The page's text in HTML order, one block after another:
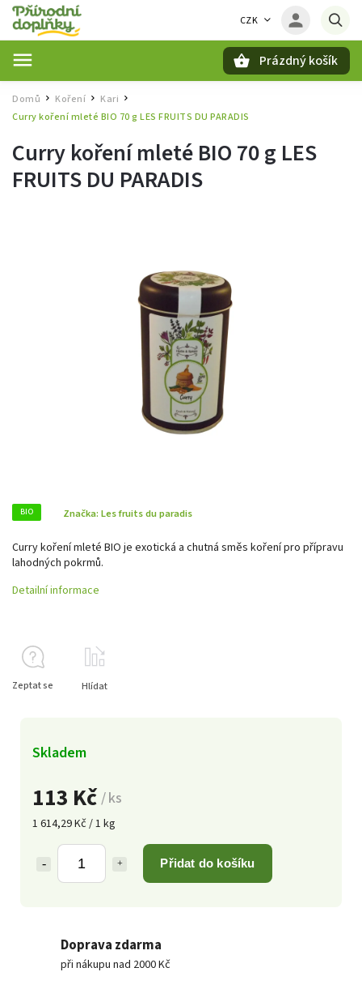
CZK
Prázdný košík
Domů / Koření / Kari /
Curry koření mleté BIO 70 g LES FRUITS DU PARADIS
Curry koření mleté BIO 70 g LES
FRUITS DU PARADIS
BIO Značka: Les fruits du paradis
113 Kč / ks
1 614,29 Kč / 1 kg
Přidat do košíku
Skladem
Curry koření mleté BIO je exotická a chutná směs koření pro přípravu
lahodných pokrmů.
Detailní informace
Zeptat se Hlídat
Doprava zdarma
při nákupu nad 2000 Kč